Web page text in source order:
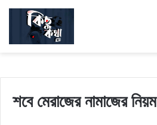
শবে মেরাজের নামাজের নিয়ম